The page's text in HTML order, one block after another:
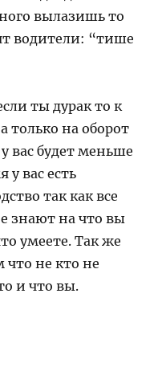
вылазишь то
водители: “тише
ты дурак то к
только на оборот
вас будет меньше
у вас есть
так как все
знают на что вы
умеете. Так же
что не кто не
и что вы.